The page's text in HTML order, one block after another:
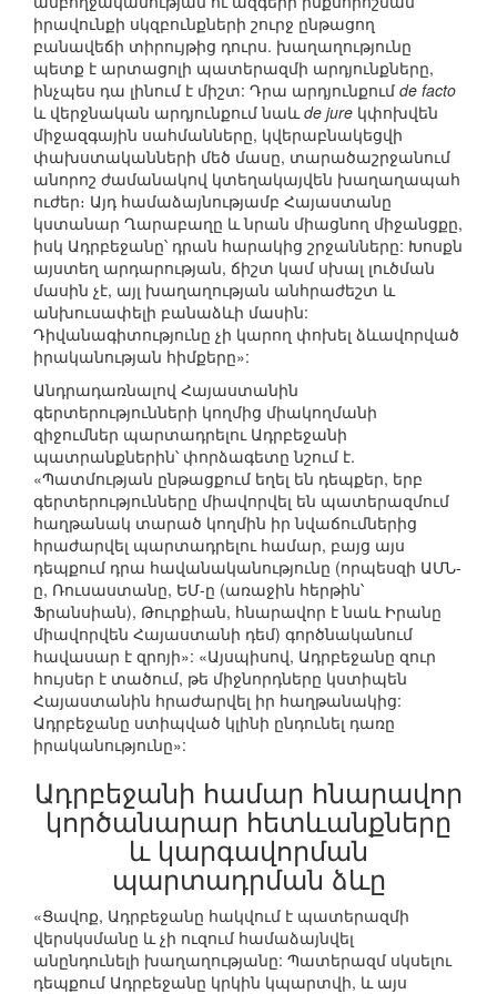
իրավունքի սկզբունքների շուրջ ընթացող
բանավեճի տիրույթից դուրս. խաղաղությունը
պետք է արտացոլի պատերազմի արդյունքները,
ինչպես դա լինում է միշտ: Դրա արդյունքում de facto
և վերջնական արդյունքում նաևde jure կփոխվեն
միջազգային սահմանները, կվերաբնակեցվի
փախստականների մեծ մասը, տարածաշրջանում
անորոշ ժամանակով կտեղակայվեն խաղաղապահ
ուժեր։ Այդ համաձայնությամբ Հայաստանը
կստանար Ղարաբաղը և նրան միացնող միջանցքը,
իսկ Ադրբեջանը՝ դրան հարակից շրջանները: Խոսքն
այստեղ արդարության, ճիշտ կամ սխալ լուծման
մասին չէ, այլ խաղաղության անհրաժեշտ և
անխուսափելի բանաձևի մասին:
Դիվանագիտությունը չի կարող փոխել ձևավորված
իրականության հիմքերը»:
Անդրադառնալով Հայաստանին
գերտերությունների կողմից միակողմանի
զիջումներ պարտադրելու Ադրբեջանի
պատրանքներին՝ փորձագետը նշում է.
«Պատմության ընթացքում եղել են դեպքեր, երբ
գերտերությունները միավորվել են պատերազմում
հաղթանակ տարած կողմին իր նվաճումներից
հրաժարվել պարտադրելու համար, բայց այս
դեպքում դրա հավանականությունը (որպեսզի ԱՄՆ-
ը, Ռուսաստանը, ԵՄ-ը (առաջին հերթին՝
Ֆրանսիան), Թուրքիան, հնարավոր է նաև Իրանը
միավորվեն Հայաստանի դեմ) գործնականում
հավասար է զրոյի»: «Այսպիսով, Ադրբեջանը զուր
հույսեր է տածում, թե միջնորդները կստիպեն
Հայաստանին հրաժարվել իր հաղթանակից:
Ադրբեջանը ստիպված կլինի ընդունել դառը
իրականությունը»:
Ադրբեջանի համար հնարավոր
կործանարար հետևանքները
և կարգավորման
պարտադրման ձևը
«Ցավոք, Ադրբեջանը հակվում է պատերազմի
վերսկսմանը և չի ուզում համաձայնվել
անընդունելի խաղաղությանը: Պատերազմ սկսելու
դեպքում Ադրբեջանը կրկին կպարտվի, և այս